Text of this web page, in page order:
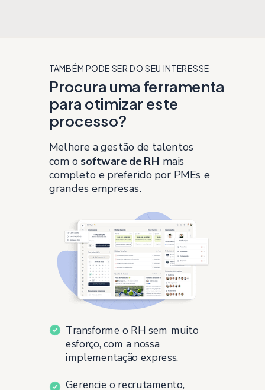
Procura uma ferramenta
para otimizar este
processo?
Transforme o RH sem muito
esforço, com a nossa
implementação express.
Gerencie o recrutamento,
Melhore a gestão de talentos
com o software de RH mais
completo e preferido por PMEs e
grandes empresas.
TAMBÉM PODE SER DO SEU INTERESSE